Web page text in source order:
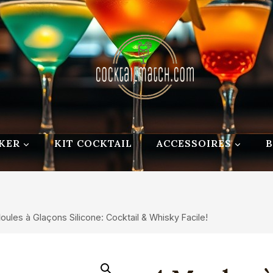
KIT COCKTAIL ACCESSOIRES
à Glaçons Silicone: Cocktail & Whisky Facile!